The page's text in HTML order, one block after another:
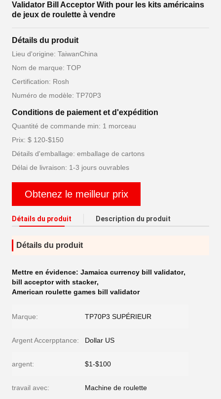
Validator Bill Acceptor With pour les kits américains
de jeux de roulette à vendre
Détails du produit
Lieu d'origine: TaiwanChina
Nom de marque: TOP
Certification: Rosh
Numéro de modèle: TP70P3
Conditions de paiement et d'expédition
Quantité de commande min: 1 morceau
Prix: $ 120-$150
Détails d'emballage: emballage de cartons
Délai de livraison: 1-3 jours ouvrables
Obtenez le meilleur prix
Détails du produit Description du produit
Détails du produit
Mettre en évidence: Jamaica currency bill validator,
bill acceptor with stacker,
American roulette games bill validator
Marque: TP70P3 SUPÉRIEUR
Argent Accerpptance: Dollar US
argent: $1-$100
travail avec: Machine de roulette